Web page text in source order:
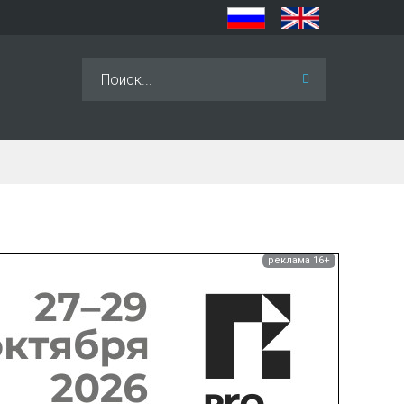
реклама 16+